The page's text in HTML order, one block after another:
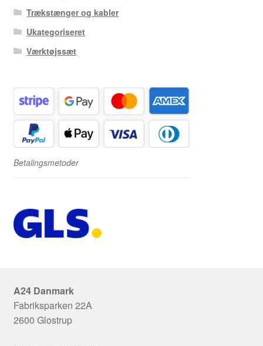
Trækstænger og kabler
Ukategoriseret
Værktøjssæt
Betalingsmetoder
A24 Danmark
Fabriksparken 22A
2600 Glostrup